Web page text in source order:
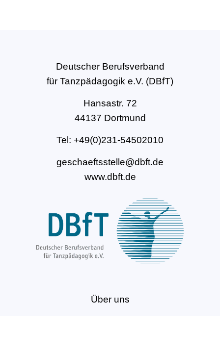
Deutscher Berufsverband
für Tanzpädagogik e.V. (DBfT)
Hansastr. 72
44137 Dortmund
Tel: +49(0)231-54502010
geschaeftsstelle@dbft.de
www.dbft.de
Über uns